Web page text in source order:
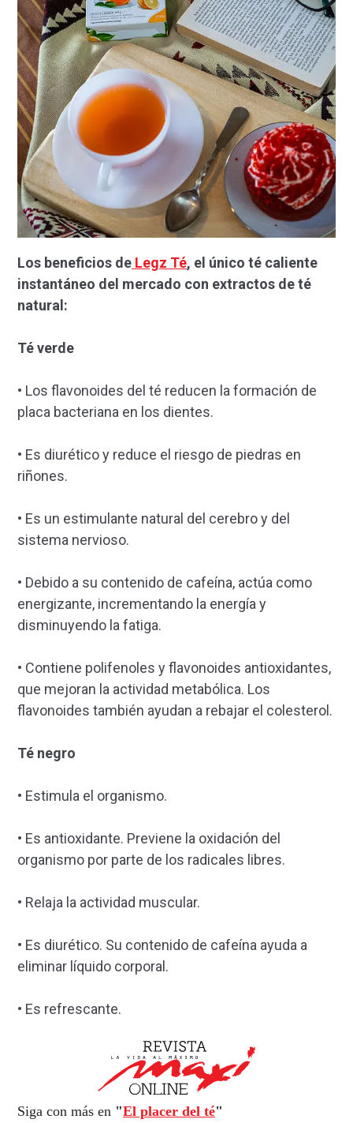
Los beneficios de Legz Té, el único té caliente
instantáneo del mercado con extractos de té
natural:
Té verde
• Los flavonoides del té reducen la formación de
placa bacteriana en los dientes.
• Es diurético y reduce el riesgo de piedras en
riñones.
• Es un estimulante natural del cerebro y del
sistema nervioso.
• Debido a su contenido de cafeína, actúa como
energizante, incrementando la energía y
disminuyendo la fatiga.
• Contiene polifenoles y flavonoides antioxidantes,
que mejoran la actividad metabólica. Los
flavonoides también ayudan a rebajar el colesterol.
Té negro
• Estimula el organismo.
• Es antioxidante. Previene la oxidación del
organismo por parte de los radicales libres.
• Relaja la actividad muscular.
• Es diurético. Su contenido de cafeína ayuda a
eliminar líquido corporal.
• Es refrescante.
Siga con más en "El placer del té"